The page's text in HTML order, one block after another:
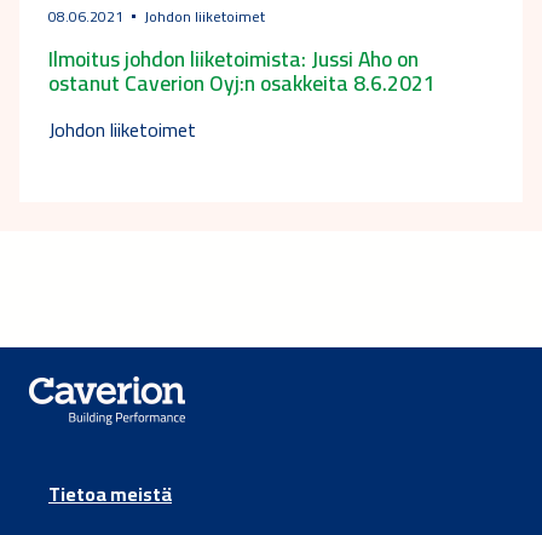
08.06.2021 Johdon liiketoimet
Ilmoitus johdon liiketoimista: Jussi Aho on
ostanut Caverion Oyj:n osakkeita 8.6.2021
Johdon liiketoimet
Tietoa meistä